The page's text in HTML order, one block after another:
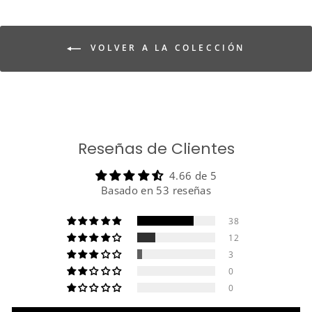
VOLVER A LA COLECCIÓN
Reseñas de Clientes
4.66 de 5
Basado en 53 reseñas
38
12
3
0
0